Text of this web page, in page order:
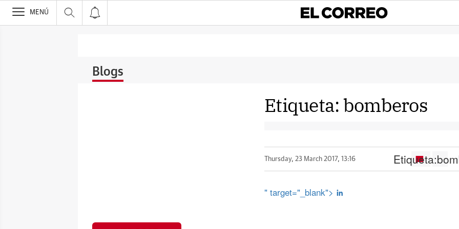
>
MENÚ
Blogs
Etiqueta:bomberos
Thursday, 23 March 2017, 13:16 Etiqueta:
" target="_blank">